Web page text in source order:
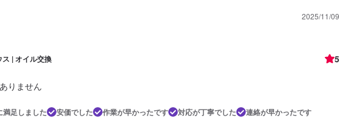
2025/11/09
| オイル交換 5
りません
満足しました 安価でした 作業が早かったです 対応が丁寧でした
連絡が早かったです